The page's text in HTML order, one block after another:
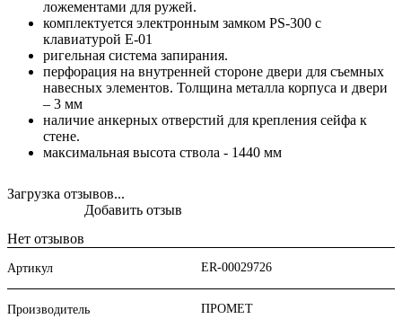
ложементами для ружей.
комплектуется электронным замком PS-300 с
клавиатурой E-01
ригельная система запирания.
перфорация на внутренней стороне двери для съемных
навесных элементов. Толщина металла корпуса и двери
– 3 мм
наличие анкерных отверстий для крепления сейфа к
стене.
максимальная высота ствола - 1440 мм
Загрузка отзывов...
Нет отзывов
Добавить отзыв
Артикул ER-00029726
Производитель ПРОМЕТ